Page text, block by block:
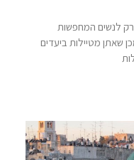
לנשים המחפשות
מטיילות ביעדים